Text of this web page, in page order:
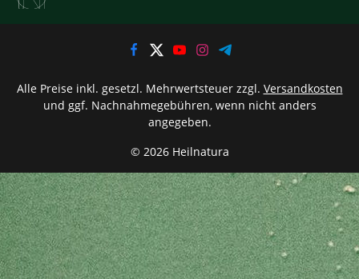
© 2026 Heilnatura
Alle Preise inkl. gesetzl. Mehrwertsteuer zzgl. Versandkosten
und ggf. Nachnahmegebühren, wenn nicht anders
angegeben.